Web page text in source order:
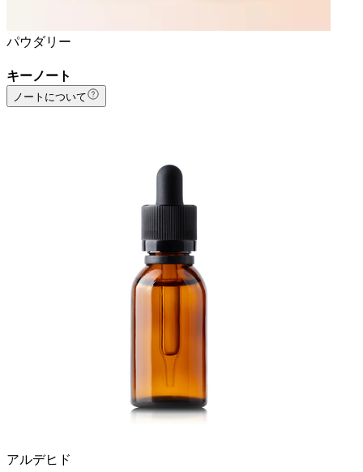
パウダリー
キーノート
ノートについて
アルデヒド